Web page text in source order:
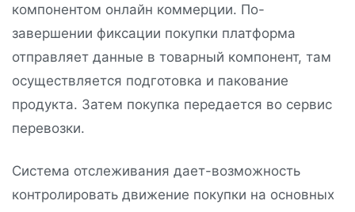
компонентом онлайн коммерции. По-
завершении фиксации покупки платформа
отправляет данные в товарный компонент, там
осуществляется подготовка и пакование
продукта. Затем покупка передается во сервис
перевозки.
Система отслеживания дает-возможность
контролировать движение покупки на основных